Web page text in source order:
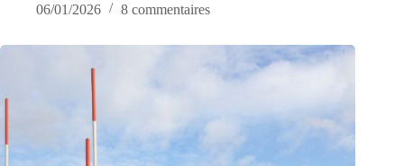
06/01/2026
8 commentaires